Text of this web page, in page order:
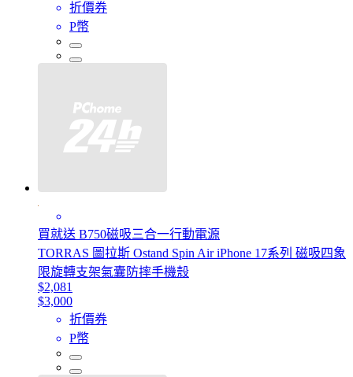
折價券
P幣
買就送 B750磁吸三合一行動電源
TORRAS 圖拉斯 Ostand Spin Air iPhone 17系列 磁吸四象
限旋轉支架氣囊防摔手機殼
$2,081
$3,000
折價券
P幣